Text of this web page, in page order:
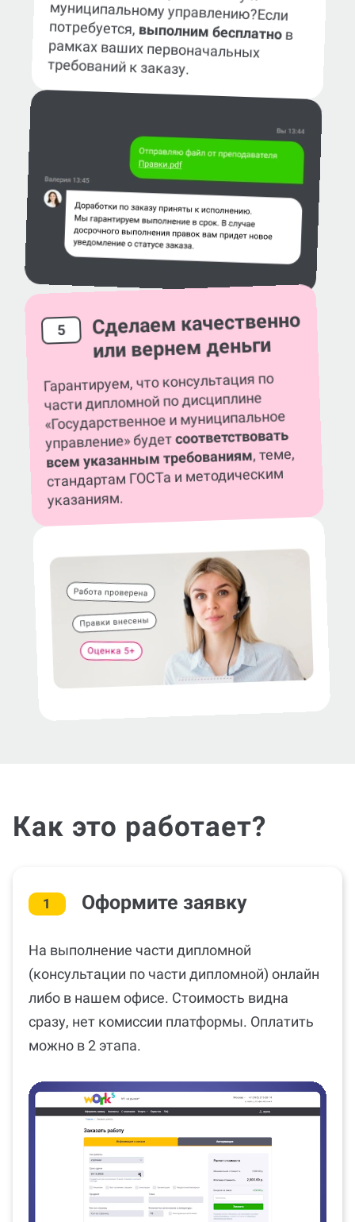
муниципальному управлению?Если
потребуется,выполним бесплатнов
рамках ваших первоначальных
требований к заказу.
5 Сделаем качественно
или вернем деньги
Гарантируем, что консультация по
части дипломной по дисциплине
«Государственное и муниципальное
управление» будетсоответствовать
всем указанным требованиям, теме,
стандартам ГОСТа и методическим
указаниям.
Как это работает?
1 Оформите заявку
На выполнение части дипломной
(консультации по части дипломной) онлайн
либо в нашем офисе. Стоимость видна
сразу, нет комиссии платформы. Оплатить
можно в 2 этапа.